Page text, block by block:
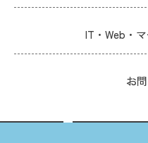
IT・Web・
お